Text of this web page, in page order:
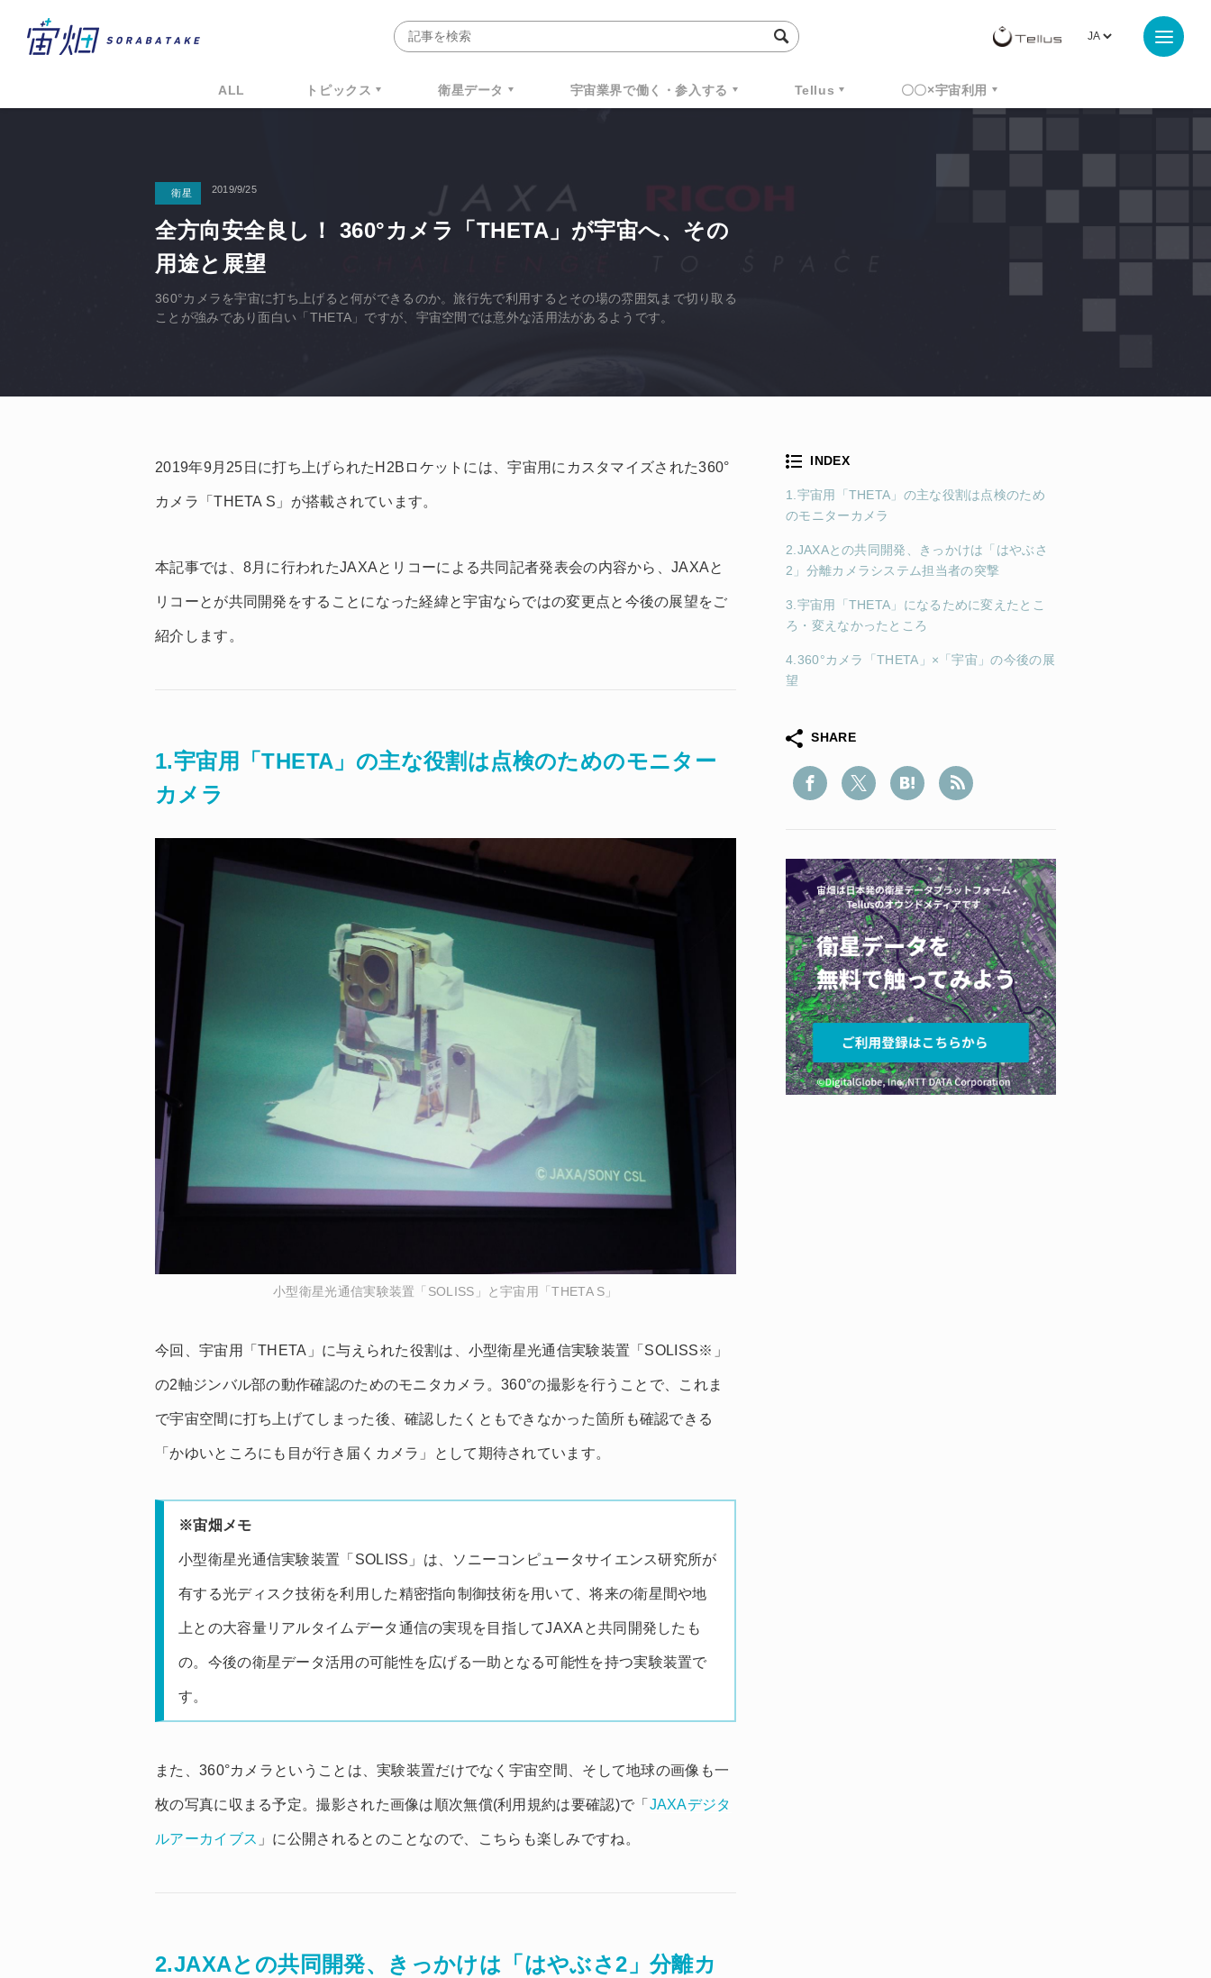
ALL トピックス 衛星データ 宇宙業界で働く・参入する Tellus 〇〇×宇宙利用
衛星 2019/9/25
全方向安全良し！ 360°カメラ「THETA」が宇宙へ、その
用途と展望
360°カメラを宇宙に打ち上げると何ができるのか。旅行先で利用するとその場の雰囲気まで切り取る
ことが強みであり面白い「THETA」ですが、宇宙空間では意外な活用法があるようです。
2019年9月25日に打ち上げられたH2Bロケットには、宇宙用にカスタマイズされた360°
カメラ「THETA S」が搭載されています。
本記事では、8月に行われたJAXAとリコーによる共同記者発表会の内容から、JAXAと
リコーとが共同開発をすることになった経緯と宇宙ならではの変更点と今後の展望をご
紹介します。
1.宇宙用「THETA」の主な役割は点検のためのモニター
カメラ
小型衛星光通信実験装置「SOLISS」と宇宙用「THETA S」
今回、宇宙用「THETA」に与えられた役割は、小型衛星光通信実験装置「SOLISS※」
の2軸ジンバル部の動作確認のためのモニタカメラ。360°の撮影を行うことで、これま
で宇宙空間に打ち上げてしまった後、確認したくともできなかった箇所も確認できる
「かゆいところにも目が行き届くカメラ」として期待されています。
※宙畑メモ
小型衛星光通信実験装置「SOLISS」は、ソニーコンピュータサイエンス研究所が
有する光ディスク技術を利用した精密指向制御技術を用いて、将来の衛星間や地
上との大容量リアルタイムデータ通信の実現を目指してJAXAと共同開発したも
の。今後の衛星データ活用の可能性を広げる一助となる可能性を持つ実験装置で
す。
また、360°カメラということは、実験装置だけでなく宇宙空間、そして地球の画像も一
枚の写真に収まる予定。撮影された画像は順次無償(利用規約は要確認)で「 JAXAデジタ
ルアーカイブス 」に公開されるとのことなので、こちらも楽しみですね。
2.JAXAとの共同開発、きっかけは「はやぶさ2」分離カ
INDEX
1.宇宙用「THETA」の主な役割は点検のため
のモニターカメラ
2.JAXAとの共同開発、きっかけは「はやぶさ
2」分離カメラシステム担当者の突撃
3.宇宙用「THETA」になるために変えたとこ
ろ・変えなかったところ
4.360°カメラ「THETA」×「宇宙」の今後の展
望
SHARE